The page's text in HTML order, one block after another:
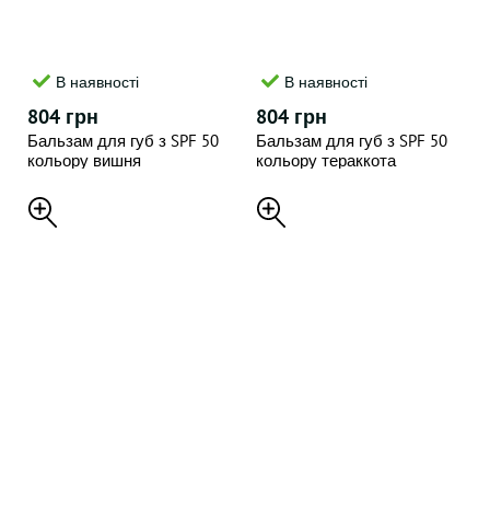
В наявності
804 грн
Бальзам для губ з SPF 50
кольору вишня
TINTED LIPGLOSS SPF, 15 мл
В наявності
804 грн
Бальзам для губ з SPF 50
кольору тераккота
TERRACOTA- TINTED
LIPGLOSS SPF, 15 мл